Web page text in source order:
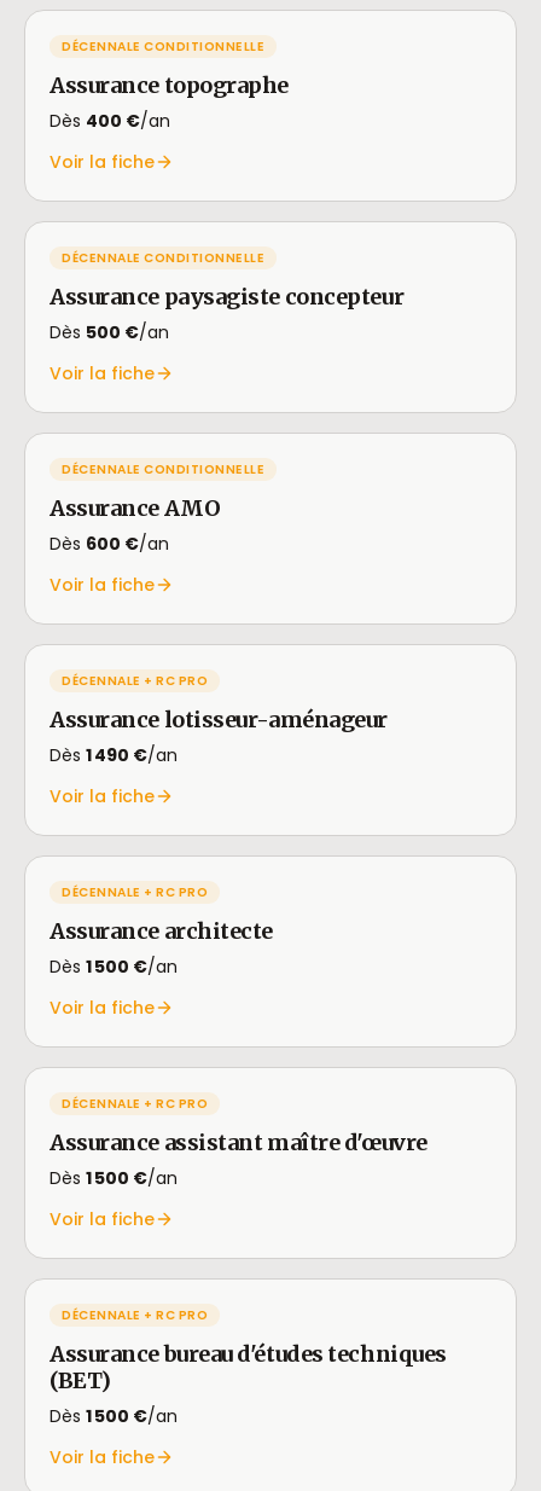
DÉCENNALE CONDITIONNELLE
Assurance topographe
Dès 400 €/an
Voir la fiche
DÉCENNALE CONDITIONNELLE
Assurance paysagiste concepteur
Dès 500 €/an
Voir la fiche
DÉCENNALE CONDITIONNELLE
Assurance AMO
Dès 600 €/an
Voir la fiche
DÉCENNALE + RC PRO
Assurance lotisseur-aménageur
Dès 1 490 €/an
Voir la fiche
DÉCENNALE + RC PRO
Assurance architecte
Dès 1 500 €/an
Voir la fiche
DÉCENNALE + RC PRO
Assurance assistant maître d'œuvre
Dès 1 500 €/an
Voir la fiche
DÉCENNALE + RC PRO
Assurance bureau d'études techniques
(BET)
Dès 1 500 €/an
Voir la fiche